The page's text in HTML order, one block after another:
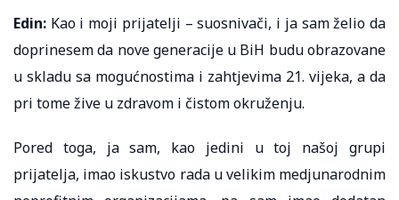
Edin: Kao i moji prijatelji – suosnivači, i ja sam želio da
doprinesem da nove generacije u BiH budu obrazovane
u skladu sa mogućnostima i zahtjevima 21. vijeka, a da
pri tome žive u zdravom i čistom okruženju.
Pored toga, ja sam, kao jedini u toj našoj grupi
prijatelja, imao iskustvo rada u velikim medjunarodnim